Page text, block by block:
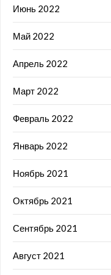
Июнь 2022
Май 2022
Апрель 2022
Март 2022
Февраль 2022
Январь 2022
Ноябрь 2021
Октябрь 2021
Сентябрь 2021
Август 2021